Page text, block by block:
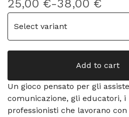
25,00 €-38,00 €
Add to cart
Un gioco pensato per gli
comunicazione, gli educatori, i
professionisti che lavorano